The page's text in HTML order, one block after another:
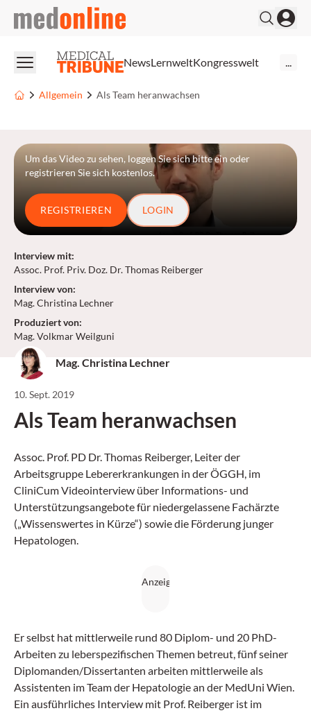
medonline
NewsLernweltKongresswelt
Allgemein Als Team heranwachsen
Um das Video zu sehen, loggen Sie sich bitte ein oder
registrieren Sie sich kostenlos.
REGISTRIEREN LOGIN
Interview mit:
Assoc. Prof. Priv. Doz. Dr. Thomas Reiberger
Interview von:
Mag. Christina Lechner
Produziert von:
Mag. Volkmar Weilguni
Mag. Christina Lechner
10. Sept. 2019
Als Team heranwachsen
Assoc. Prof. PD Dr. Thomas Reiberger, Leiter der
Arbeitsgruppe Lebererkrankungen in der ÖGGH, im
CliniCum Videointerview über Informations- und
Unterstützungsangebote für niedergelassene Fachärzte
(„Wissenswertes in Kürze“) sowie die Förderung junger
Hepatologen.
Er selbst hat mittlerweile rund 80 Diplom- und 20 PhD-
Arbeiten zu leberspezifischen Themen betreut, fünf seiner
Diplomanden/Dissertanten arbeiten mittlerweile als
Assistenten im Team der Hepatologie an der MedUni Wien.
Ein ausführliches Interview mit Prof. Reiberger ist im